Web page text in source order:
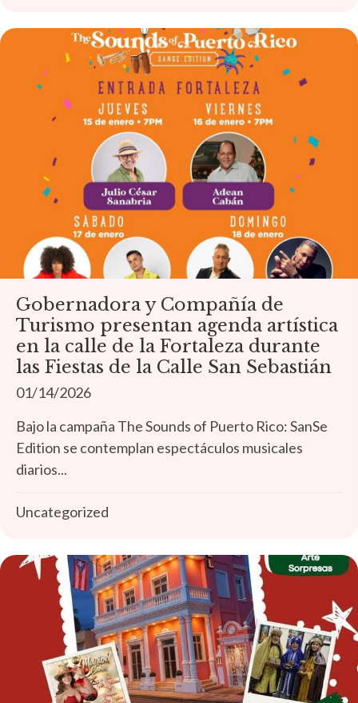
Gobernadora y Compañía de
Turismo presentan agenda artística
en la calle de la Fortaleza durante
las Fiestas de la Calle San Sebastián
01/14/2026
Bajo la campaña The Sounds of Puerto Rico: SanSe
Edition se contemplan espectáculos musicales
diarios...
Uncategorized